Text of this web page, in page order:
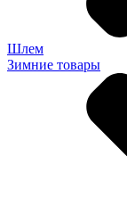
Шлем
Зимние товары